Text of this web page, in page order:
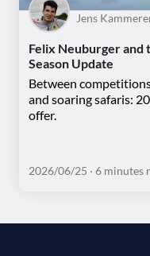
Jens
Felix Neuburger and
Season Update
Between
and soaring safaris:
offer.
2026/06/25 · 6 minutes